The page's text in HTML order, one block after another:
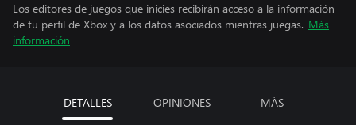
Los editores de juegos que inicies recibirán acceso a la información
de tu perfil de Xbox y a los datos asociados mientras juegas. Más
información
DETALLES OPINIONES MÁS